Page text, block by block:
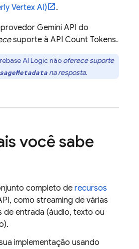
Vertex AI)
.
Gemini API do
suporte à API Count Tokens.
AI Logicnão oferece suporte
na resposta.
você sabe
completo de recursos
, como streaming de várias
de entrada (áudio, texto ou
implementação usando